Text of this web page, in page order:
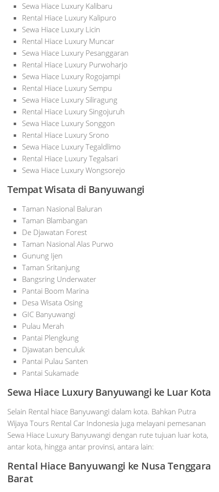
Sewa Hiace Luxury Kalibaru
Rental Hiace Luxury Kalipuro
Sewa Hiace Luxury Licin
Rental Hiace Luxury Muncar
Sewa Hiace Luxury Pesanggaran
Rental Hiace Luxury Purwoharjo
Sewa Hiace Luxury Rogojampi
Rental Hiace Luxury Sempu
Sewa Hiace Luxury Siliragung
Rental Hiace Luxury Singojuruh
Sewa Hiace Luxury Songgon
Rental Hiace Luxury Srono
Sewa Hiace Luxury Tegaldlimo
Rental Hiace Luxury Tegalsari
Sewa Hiace Luxury Wongsorejo
Tempat Wisata di Banyuwangi
Taman Nasional Baluran
Taman Blambangan
De Djawatan Forest
Taman Nasional Alas Purwo
Gunung Ijen
Taman Sritanjung
Bangsring Underwater
Pantai Boom Marina
Desa Wisata Osing
GIC Banyuwangi
Pulau Merah
Pantai Plengkung
Djawatan benculuk
Pantai Pulau Santen
Pantai Sukamade
Sewa Hiace Luxury Banyuwangi ke Luar Kota
Selain Rental hiace Banyuwangi dalam kota. Bahkan Putra
Wijaya Tours Rental Car Indonesia juga melayani pemesanan
Sewa Hiace Luxury Banyuwangi dengan rute tujuan luar kota,
antar kota, hingga antar provinsi, antara lain:
Rental Hiace Banyuwangi ke Nusa Tenggara
Barat